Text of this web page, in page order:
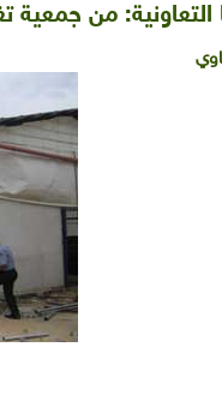
التعاونية: من